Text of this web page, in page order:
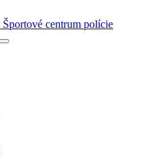
Športové centrum polície